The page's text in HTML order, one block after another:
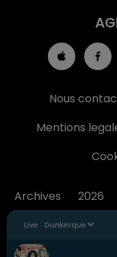
Live : Dunkerque
Nous
Mentions
Archives 2026